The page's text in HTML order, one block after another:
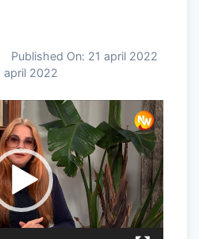
Published On: 21 april 2022
april 2022